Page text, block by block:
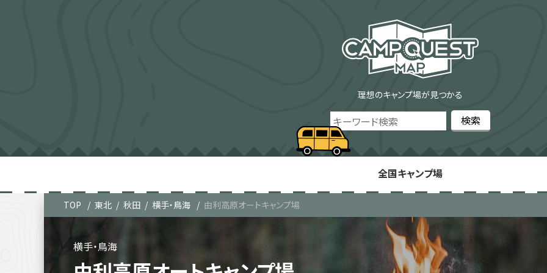
理想のキャンプ場が見つかる
全国キャンプ場
TOP 東北 秋田 横手・鳥海 由利高原オートキャンプ場
横手・鳥海